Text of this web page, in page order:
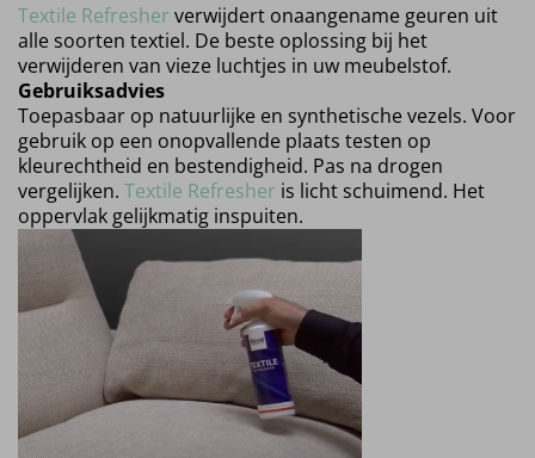
Textile Refresher verwijdert onaangename geuren uit
alle soorten textiel. De beste oplossing bij het
verwijderen van vieze luchtjes in uw meubelstof.
Gebruiksadvies
Toepasbaar op natuurlijke en synthetische vezels. Voor
gebruik op een onopvallende plaats testen op
kleurechtheid en bestendigheid. Pas na drogen
vergelijken. Textile Refresher is licht schuimend. Het
oppervlak gelijkmatig inspuiten.